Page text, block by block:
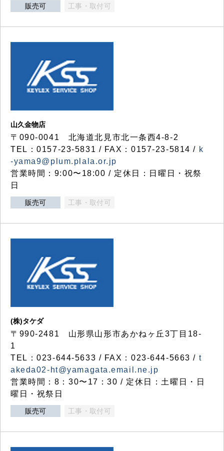
販売可 工事・取付可
山久金物店
〒090-0041 北海道北見市北一条西4-8-2
TEL：0157-23-5831 / FAX：0157-23-5814 / k
-yama9@plum.plala.or.jp
営業時間：9:00〜18:00 / 定休日：日曜日・祝祭
日
販売可 工事・取付可
(株)タケダ
〒990-2481 山形県山形市あかねヶ丘3丁目18-
1
TEL：023-644-5633 / FAX：023-644-5663 / t
akeda02-ht@yamagata.email.ne.jp
営業時間：8：30〜17：30 / 定休日：土曜日・日
曜日・祝祭日
販売可 工事・取付可